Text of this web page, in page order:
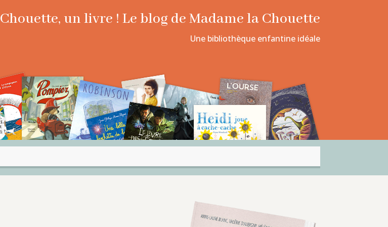
Chouette, un livre ! Le blog de Madame la Chouette
Une bibliothèque enfantine idéale